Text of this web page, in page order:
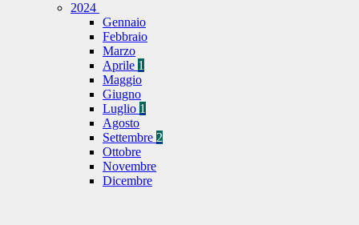
2024
Gennaio
Febbraio
Marzo
Aprile 1
Maggio
Giugno
Luglio 1
Agosto
Settembre 2
Ottobre
Novembre
Dicembre